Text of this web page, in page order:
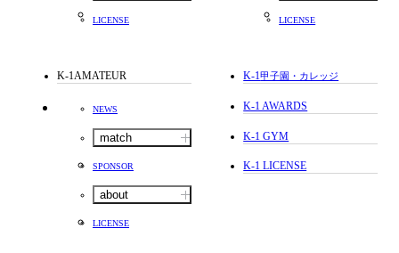
LICENSE LICENSE
K-1AMATEUR
NEWS
match
SPONSOR
about
LICENSE
K-1甲子園・カレッジ
K-1 AWARDS
K-1 GYM
K-1 LICENSE